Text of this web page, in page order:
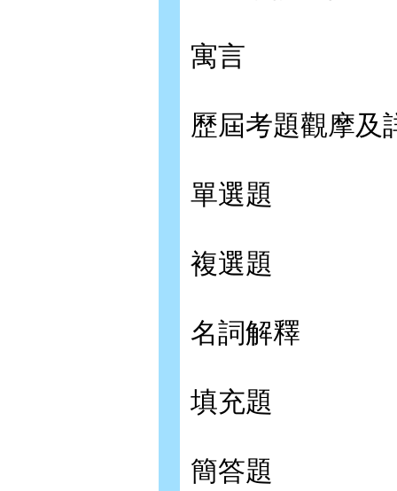
寓言
歷屆考題觀摩及
單選題
複選題
名詞解釋
填充題
簡答題